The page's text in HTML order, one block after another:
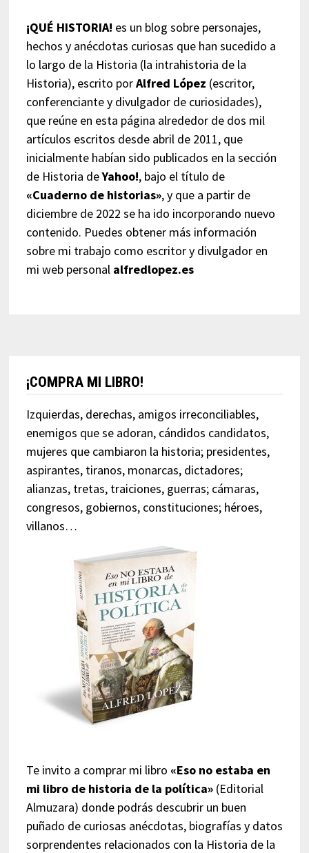
¡QUÉ HISTORIA! es un blog sobre personajes,
hechos y anécdotas curiosas que han sucedido a
lo largo de la Historia (la intrahistoria de la
Historia), escrito porAlfred López (escritor,
conferenciante y divulgador de curiosidades),
que reúne en esta página alrededor de dos mil
artículos escritos desde abril de 2011, que
inicialmente habían sido publicados en la sección
de Historia deYahoo!, bajo el título de
«Cuaderno de historias», y que a partir de
diciembre de 2022 se ha ido incorporando nuevo
contenido. Puedes obtener más información
sobre mi trabajo como escritor y divulgador en
mi web personal alfredlopez.es
¡COMPRA MI LIBRO!
Izquierdas, derechas, amigos irreconciliables,
enemigos que se adoran, cándidos candidatos,
mujeres que cambiaron la historia; presidentes,
aspirantes, tiranos, monarcas, dictadores;
alianzas, tretas, traiciones, guerras; cámaras,
congresos, gobiernos, constituciones; héroes,
villanos…
Te invito a comprar mi libro «Eso no estaba en
mi libro de historia de la política»(Editorial
Almuzara) donde podrás descubrir un buen
puñado de curiosas anécdotas, biografías y datos
sorprendentes relacionados con la Historia de la